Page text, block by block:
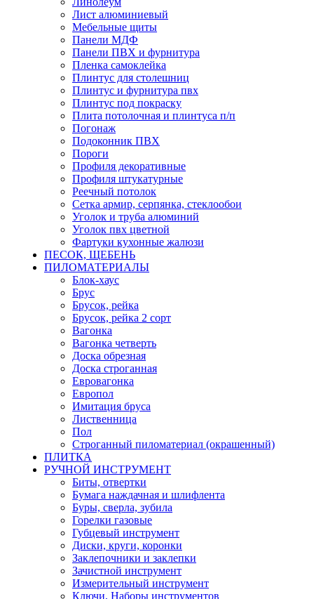
Лист алюминиевый
Мебельные щиты
Панели МДФ
Панели ПВХ и фурнитура
Пленка самоклейка
Плинтус для столешниц
Плинтус и фурнитура пвх
Плинтус под покраску
Плита потолочная и плинтуса п/п
Погонаж
Подоконник ПВХ
Пороги
Профиля декоративные
Профиля штукатурные
Реечный потолок
Сетка армир, серпянка, стеклообои
Уголок и труба алюминий
Уголок пвх цветной
Фартуки кухонные жалюзи
ПЕСОК, ЩЕБЕНЬ
ПИЛОМАТЕРИАЛЫ
Блок-хаус
Брус
Брусок, рейка
Брусок, рейка 2 сорт
Вагонка
Вагонка четверть
Доска обрезная
Доска строганная
Евровагонка
Европол
Имитация бруса
Лиственница
Пол
Строганный пиломатериал (окрашенный)
ПЛИТКА
РУЧНОЙ ИНСТРУМЕНТ
Биты, отвертки
Бумага наждачная и шлифлента
Буры, сверла, зубила
Горелки газовые
Губцевый инструмент
Диски, круги, коронки
Заклепочники и заклепки
Зачистной инструмент
Измерительный инструмент
Ключи, Наборы инструментов